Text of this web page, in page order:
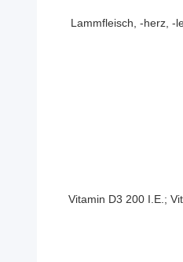
Lammfleisch, -herz, -
Vitamin D3 200 I.E.;